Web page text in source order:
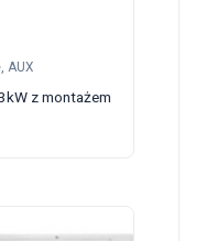
,AUX
z montażem